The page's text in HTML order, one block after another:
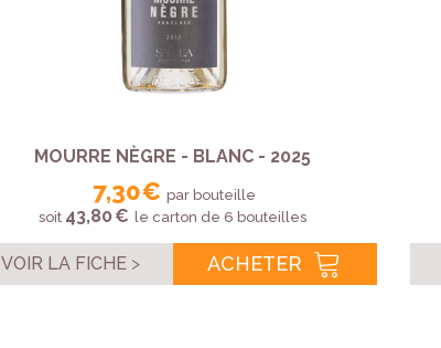
MOURRE NÈGRE - BLANC - 2025
7,30 € par bouteille
soit 43,80 € le carton de 6 bouteilles
VOIR LA FICHE ACHETER